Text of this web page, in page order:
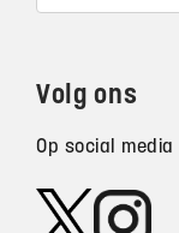
Volg ons
Op social media